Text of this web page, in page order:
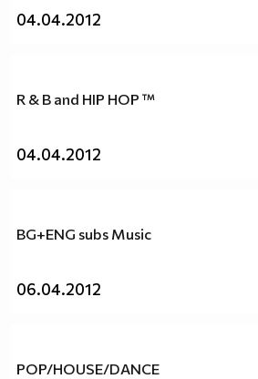
04.04.2012
R & B and HIP HOP ™
04.04.2012
BG+ENG subs Music
06.04.2012
POP/HOUSE/DANCE